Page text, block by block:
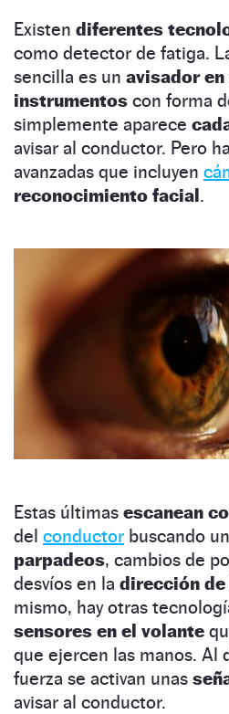
Existen diferentes
como detector de fatiga.
sencilla es un avisador
instrumentos con forma
simplemente aparece
avisar al conductor. Pero
avanzadas que incluyen
reconocimiento facial.
Estas últimas escanean
del conductor buscando un
parpadeos, cambios de
desvíos en la dirección
mismo, hay otras
sensores en el volante
que ejercen las manos. Al
fuerza se activan unas
avisar al conductor.